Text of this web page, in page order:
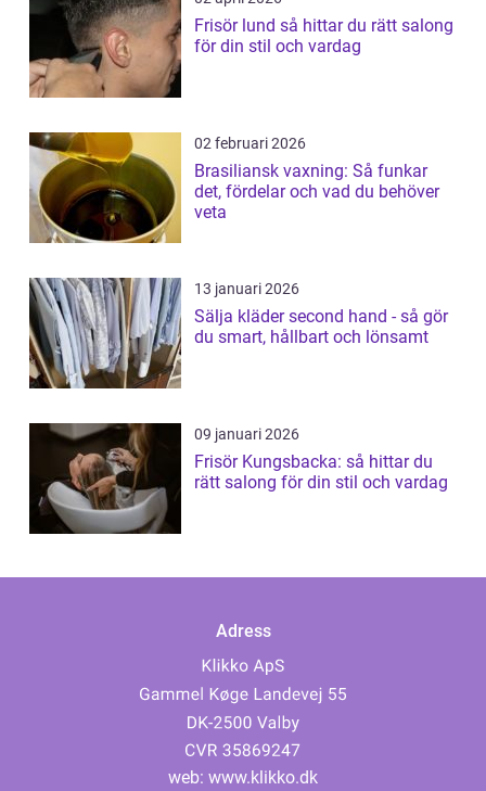
Frisör lund så hittar du rätt salong
för din stil och vardag
02 februari 2026
Brasiliansk vaxning: Så funkar
det, fördelar och vad du behöver
veta
13 januari 2026
Sälja kläder second hand - så gör
du smart, hållbart och lönsamt
09 januari 2026
Frisör Kungsbacka: så hittar du
rätt salong för din stil och vardag
Adress
web: www.klikko.dk